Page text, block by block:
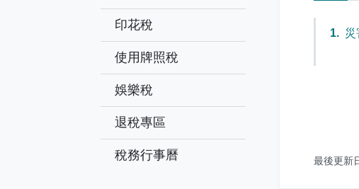
印花稅
使用牌照稅
娛樂稅
退稅專區
稅務行事曆
災
最後更新